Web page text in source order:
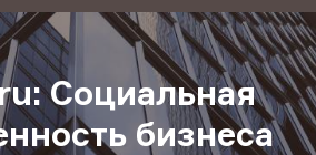
Социальная
бизнеса